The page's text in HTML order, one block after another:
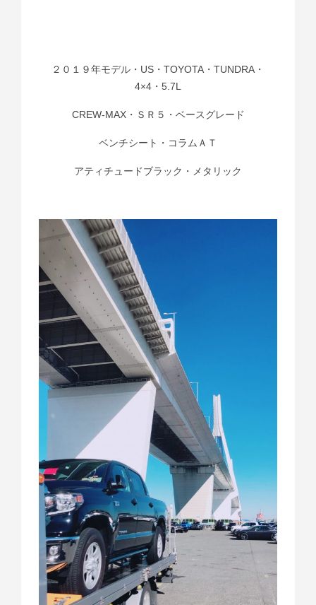
２０１９年モデル・US・TOYOTA・TUNDRA・
4×4・5.7L
CREW-MAX・ＳＲ５・ベースグレード
ベンチシート・コラムＡＴ
アティチュードブラック・メタリック